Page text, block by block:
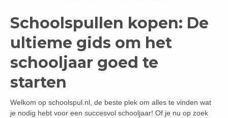
Schoolspullen kopen: De
ultieme gids om het
schooljaar goed te
starten
Welkom op schoolspul.nl, de beste plek om alles te vinden wat
je nodig hebt voor een succesvol schooljaar! Of je nu op zoek